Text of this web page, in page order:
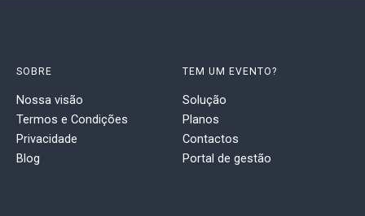
SOBRE
Nossa visão
Termos e Condições
Privacidade
Blog
TEM UM EVENTO?
Solução
Planos
Contactos
Portal de gestão